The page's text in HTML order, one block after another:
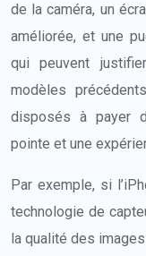
de la caméra, un
améliorée, et une
qui peuvent
modèles
disposés à payer
pointe et une
Par exemple, si
technologie de
la qualité des